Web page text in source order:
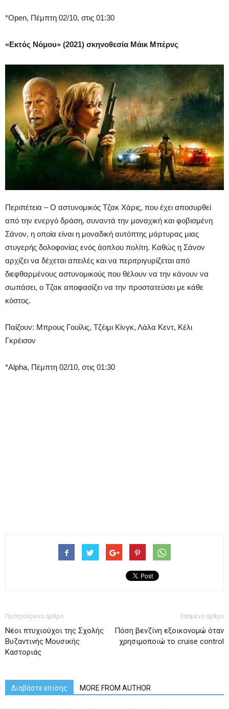
*Open, Πέμπτη 02/10, στις 01:30
«Εκτός Νόμου» (2021) σκηνοθεσία Μάικ Μπέρνς
Περιπέτεια – Ο αστυνομικός Τζακ Χάρις, που έχει αποσυρθεί
από την ενεργό δράση, συναντά την μοναχική και φοβισμένη
Σάνον, η οποία είναι η μοναδική αυτόπτης μάρτυρας μιας
στυγερής δολοφονίας ενός άοπλου πολίτη. Καθώς η Σάνον
αρχίζει να δέχεται απειλές και να περιτριγυρίζεται από
διεφθαρμένους αστυνομικούς που θέλουν να την κάνουν να
σωπάσει, ο Τζακ αποφασίζει να την προστατεύσει με κάθε
κόστος.
Παίζουν: Μπρους Γουίλις, Τζέιμι Κίνγκ, Λάλα Κεντ, Κέλι
Γκρέισον
*Alpha, Πέμπτη 02/10, στις 01:30
Προηγούμενο άρθρο
Nέοι πτυχιούχοι της Σχολής
Βυζαντινής Μουσικής
Καστοριάς
Επόμενο άρθρο
Πόση βενζίνη εξοικονομώ όταν
χρησιμοποιώ το cruise control
Διαβάστε επίσης MORE FROM AUTHOR